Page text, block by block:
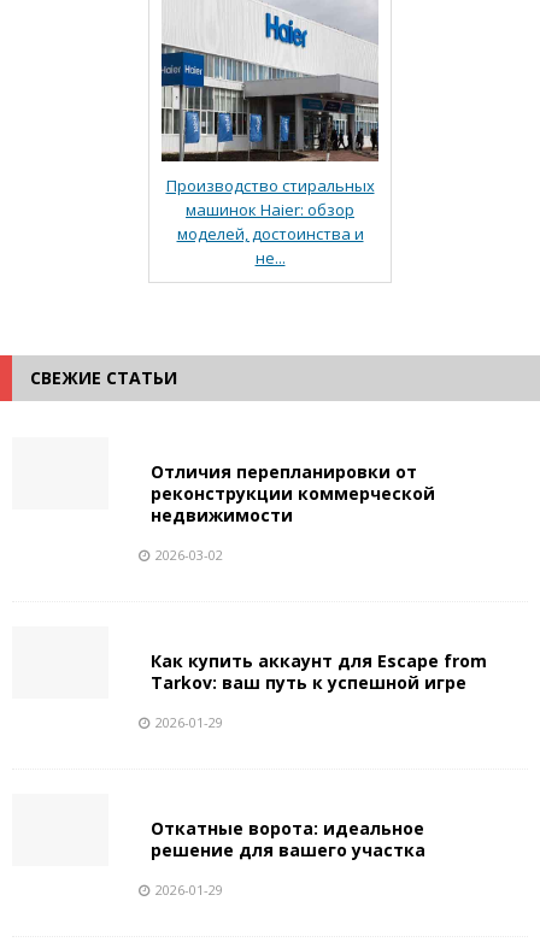
Производство стиральных
машинок Haier: обзор
моделей, достоинства и
не...
СВЕЖИЕ СТАТЬИ
Отличия перепланировки от
реконструкции коммерческой
недвижимости
2026-03-02
Как купить аккаунт для Escape from
Tarkov: ваш путь к успешной игре
2026-01-29
Откатные ворота: идеальное
решение для вашего участка
2026-01-29